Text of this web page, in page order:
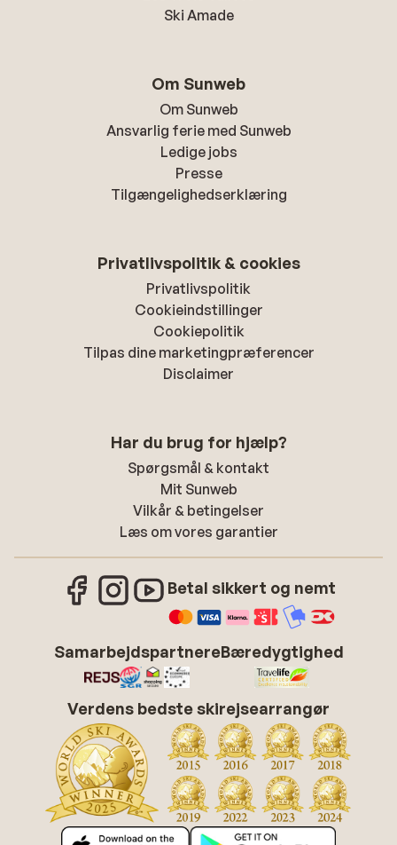
Ski Amade
Om Sunweb
Om Sunweb
Ansvarlig ferie med Sunweb
Ledige jobs
Presse
Tilgængelighedserklæring
Privatlivspolitik & cookies
Privatlivspolitik
Cookieindstillinger
Cookiepolitik
Tilpas dine marketingpræferencer
Disclaimer
Har du brug for hjælp?
Spørgsmål & kontakt
Mit Sunweb
Vilkår & betingelser
Læs om vores garantier
Betal sikkert og nemt
SamarbejdspartnereBæredygtighed
Verdens bedste skirejsearrangør